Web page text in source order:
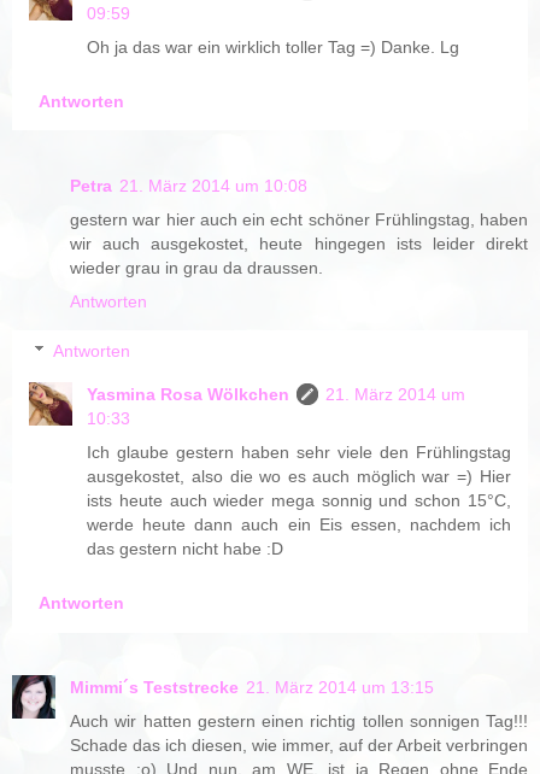
09:59
Oh ja das war ein wirklich toller Tag =) Danke. Lg
Antworten
Petra 21. März 2014 um 10:08
gestern war hier auch ein echt schöner Frühlingstag, haben
wir auch ausgekostet, heute hingegen ists leider direkt
wieder grau in grau da draussen.
Antworten
Antworten
Yasmina Rosa Wölkchen
21. März 2014 um
10:33
Ich glaube gestern haben sehr viele den Frühlingstag
ausgekostet, also die wo es auch möglich war =) Hier
ists heute auch wieder mega sonnig und schon 15°C,
werde heute dann auch ein Eis essen, nachdem ich
das gestern nicht habe :D
Antworten
Mimmi´s Teststrecke 21. März 2014 um 13:15
Auch wir hatten gestern einen richtig tollen sonnigen Tag!!!
Schade das ich diesen, wie immer, auf der Arbeit verbringen
musste :o) Und nun, am WE, ist ja Regen ohne Ende